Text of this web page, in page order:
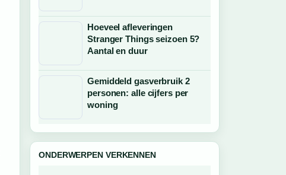
Hoeveel afleveringen
Stranger Things seizoen 5?
Aantal en duur
Gemiddeld gasverbruik 2
personen: alle cijfers per
woning
ONDERWERPEN VERKENNEN